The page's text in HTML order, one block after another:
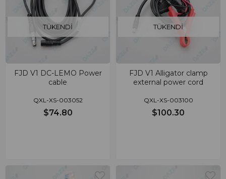
TÜKENDI
FJD V1 DC-LEMO Power
cable
QXL-XS-003052
$74.80
TÜKENDI
FJD V1 Alligator clamp
external power cord
QXL-XS-003100
$100.30